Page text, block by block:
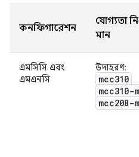
কনফিগারেশন
যোগ্যতা
মান
এমসিসি এবং
এমএনসি
উদাহরণ:
mcc310
mcc310-
mcc208-